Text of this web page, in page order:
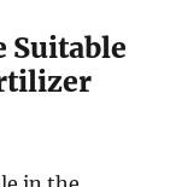
Suitable